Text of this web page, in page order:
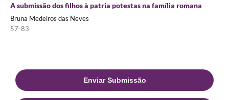
A submissão dos filhos à patria potestas na família romana
Bruna Medeiros das Neves
57-83
Enviar Submissão